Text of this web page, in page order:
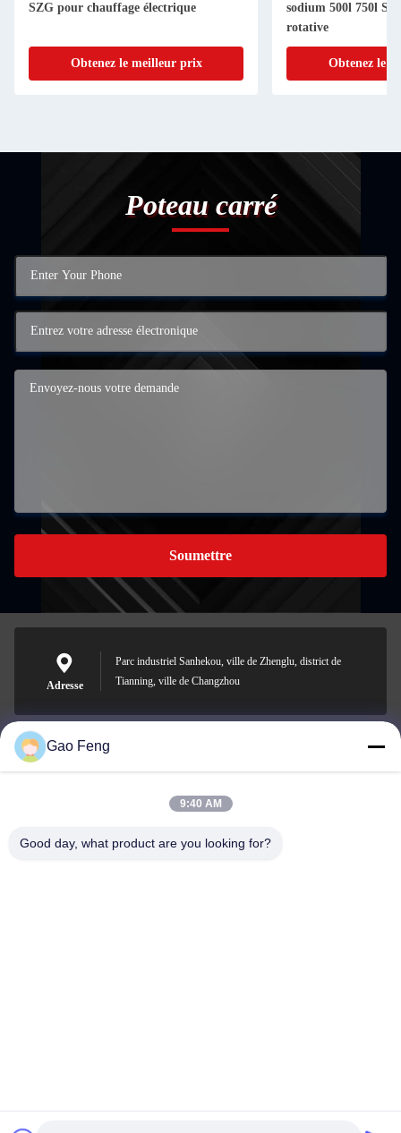
SZG pour chauffage électrique
Obtenez le meilleur prix
sodium 500l 750l
rotative
Obtenez le
Poteau carré
Soumettre
Adresse
Parc industriel Sanhekou, ville de Zhenglu, district de
Tianning, ville de Changzhou
suli@sulidry.com
Gao Feng
9:40 AM
Good day, what product are you looking for?